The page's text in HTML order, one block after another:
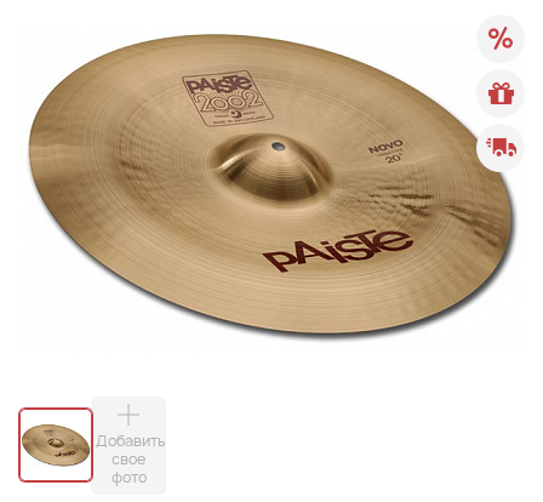
Добавить
свое
фото